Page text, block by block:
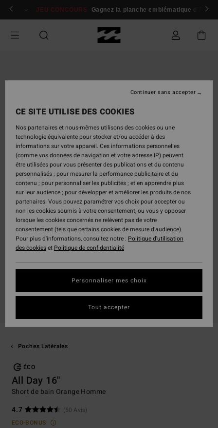
Passer
Se connecter / s'inscrire
JEU CONCOURS Gagnez la planche emblématique d'Andy
Poches Latérales
ÉCO
All Day 16"
Short de bain Orange Homme
4.7
(50 Avis)
ECO-BONUS
CE SITE UTILISE DES COOKIES
Nos partenaires et nous-mêmes utilisons des cookies ou une
technologie équivalente pour stocker et/ou accéder à des
informations sur votre appareil. Ces informations personnelles
(comme vos données de navigation et votre adresse IP) peuvent
être utilisées pour vous présenter des publications et du contenu
personnalisés ; pour mesurer la performance publicitaire et du
contenu ; pour personnaliser les publicités ; et en apprendre plus
sur leur audience ; pour développer et améliorer les produits de nos
partenaires. Vous pouvez paramétrer vos choix pour accepter ou
non les cookies soumis à votre consentement, ou vous y opposer
lorsque les cookies concernés ne relèvent pas de votre
consentement (tels que certains cookies de mesure d’audience).
Pour plus d'informations, consultez notre : Politique d'utilisation
des cookieset Politique de confidentialité
Personnaliser mes choix
Continuer sans accepter
Tout accepter